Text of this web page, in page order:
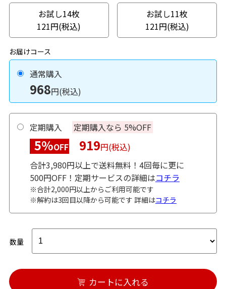
お試し14枚
121円(税込)
お試し11枚
121円(税込)
お届けコース
通常購入
968円(税込)
定期購入 定期購入なら 5%OFF
5%OFF 919円(税込)
合計3,980円以上で送料無料！4回毎に更に
500円OFF！定期サービスの詳細はコチラ
※合計2,000円以上からご利用可能です
※解約は3回目以降から可能です 詳細はコチラ
数量
カートに入れる